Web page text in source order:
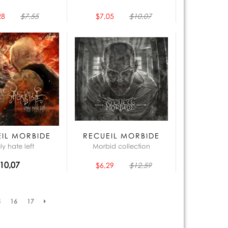
$7,55 $7,05 $10,07
MORBIDE
hate left
RECUEIL MORBIDE
Morbid collection
$6,29 $12,59
16 17